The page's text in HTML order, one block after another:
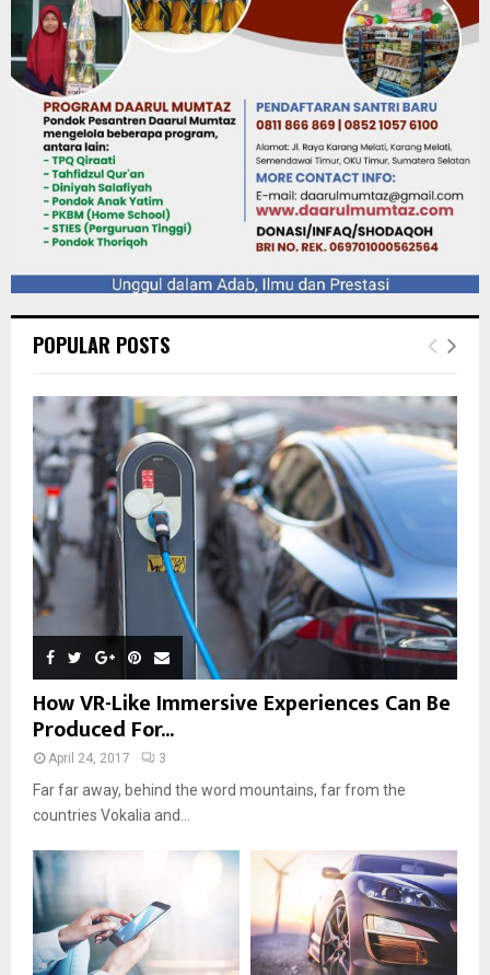
POPULAR POSTS
How VR-Like Immersive Experiences Can Be
Produced For...
April 24, 2017 3
Far far away, behind the word mountains, far from the
countries Vokalia and...